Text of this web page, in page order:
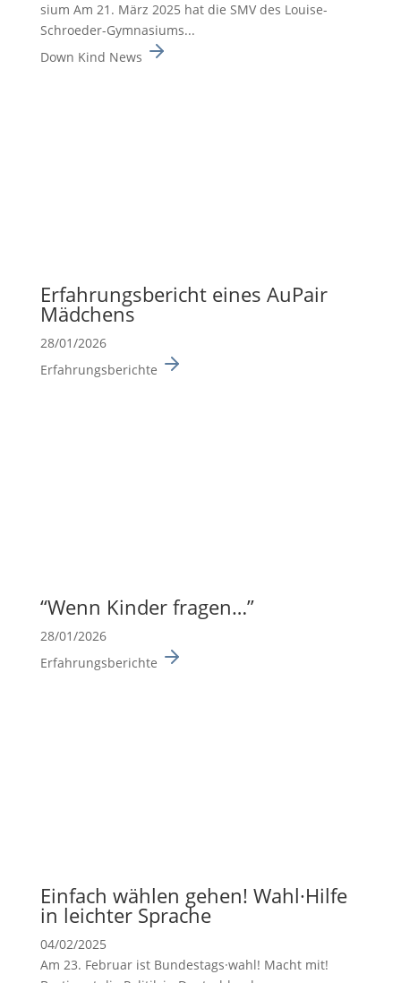
sium Am 21. März 2025 hat die SMV des Louise-
Schroeder-Gymna­siums...
Down Kind News
Erfah­rungs­be­richt eines AuPair
Mädchens
28/01/2026
Erfahrungsberichte
“Wenn Kinder fragen…”
28/01/2026
Erfahrungsberichte
Einfach wählen gehen! Wahl·Hilfe
in leichter Sprache
04/02/2025
Am 23. Februar ist Bundes­tags·wahl! Macht mit!